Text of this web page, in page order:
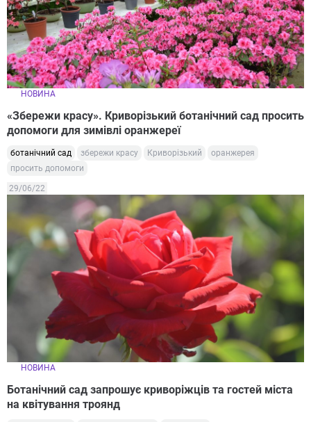
НОВИНА
«Збережи красу». Криворізький ботанічний сад просить
допомоги для зимівлі оранжереї
ботанічний сад збережи красу Криворізький
оранжерея
просить допомоги
29/06/22
НОВИНА
Ботанічний сад запрошує криворіжців та гостей міста
на квітування троянд